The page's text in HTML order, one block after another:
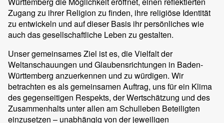
Zugang zu ihrer Religion zu finden, ihre religiöse Identität
zu entwickeln und auf dieser Basis ihr persönliches wie
auch das gesellschaftliche Leben zu gestalten.
Unser gemeinsames Ziel ist es, die Vielfalt der
Weltanschauungen und Glaubensrichtungen in Baden-
Württemberg anzuerkennen und zu würdigen. Wir
betrachten es als gemeinsamen Auftrag, uns für ein Klima
des gegenseitigen Respekts, der Wertschätzung und des
Zusammenhalts unter allen am Schulleben Beteiligten
einzusetzen – unabhängig von der jeweiligen